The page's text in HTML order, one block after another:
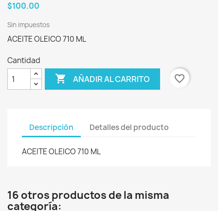
$100.00
Sin impuestos
ACEITE OLEICO 710 ML
Cantidad
 AÑADIR AL CARRITO favorite_border
Descripción Detalles del producto
ACEITE OLEICO 710 ML
16 otros productos de la misma
categoría: